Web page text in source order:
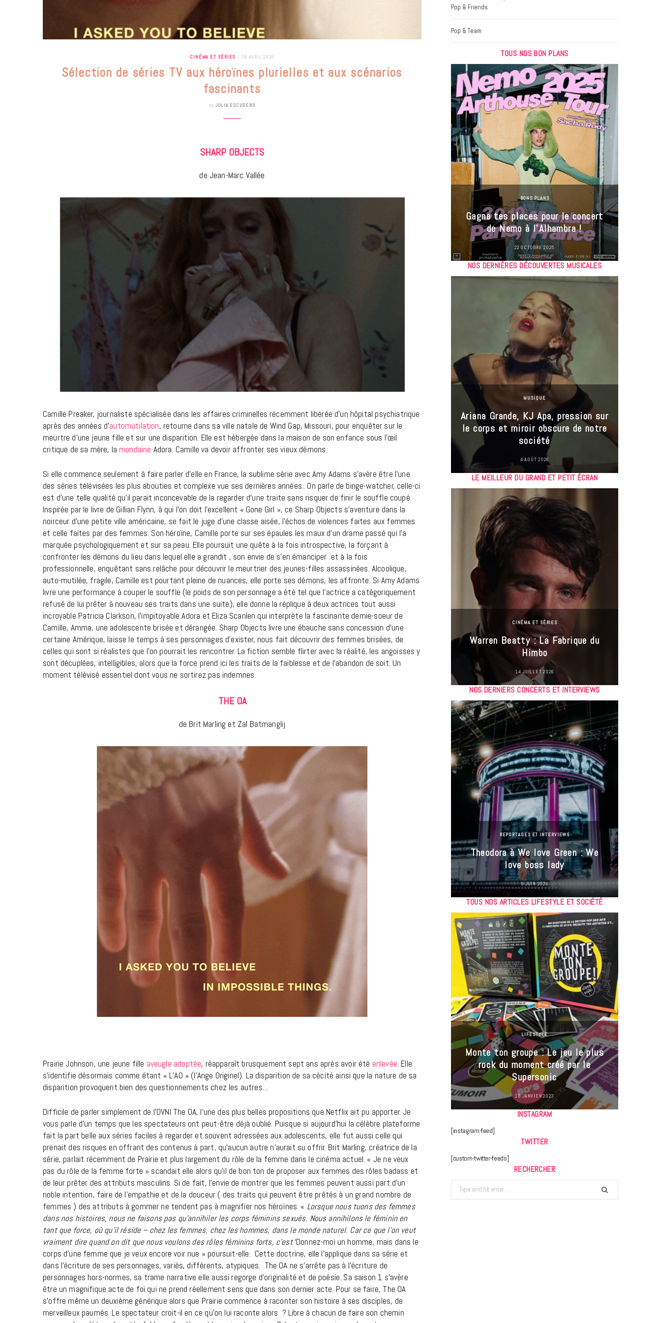
CINÉMA ET SÉRIES 28 AVRIL 2020
Sélection de séries TV aux héroïnes plurielles et aux scénarios
fascinants
by JULIA ESCUDERO
SHARP OBJECTS
de Jean-Marc Vallée
Camille Preaker, journaliste spécialisée dans les affaires criminelles récemment libérée d’un hôpital psychiatrique
après des années d’automutilation, retourne dans sa ville natale de Wind Gap, Missouri, pour enquêter sur le
meurtre d’une jeune fille et sur une disparition. Elle est hébergée dans la maison de son enfance sous l’œil
critique de sa mère, la mondaine Adora. Camille va devoir affronter ses vieux démons.
Si elle commence seulement à faire parler d’elle en France, la sublime série avec Amy Adams s’avère être l’une
des séries télévisées les plus abouties et complexe vue ses dernières années.. On parle de binge-watcher, celle-ci
est d’une telle qualité qu’il parait inconcevable de la regarder d’une traite sans risquer de finir le souffle coupé.
Inspirée par le livre de Gillian Flynn, à qui l’on doit l’excellent « Gone Girl », ce Sharp Objects s’aventure dans la
noirceur d’une petite ville américaine, se fait le juge d’une classe aisée, l’échos de violences faites aux femmes
et celle faites par des femmes. Son héroïne, Camille porte sur ses épaules les maux d’un drame passé qui l’a
marquée psychologiquement et sur sa peau. Elle poursuit une quête à la fois introspective, la forçant à
confronter les démons du lieu dans lequel elle a grandit , son envie de s’en émanciper et à la fois
professionnelle, enquêtant sans relâche pour découvrir le meurtrier des jeunes-filles assassinées. Alcoolique,
auto-mutilée, fragile, Camille est pourtant pleine de nuances, elle porte ses démons, les affronte. Si Amy Adams
livre une performance à couper le souffle (le poids de son personnage a été tel que l’actrice a catégoriquement
refusé de lui prêter à nouveau ses traits dans une suite), elle donne la réplique à deux actrices tout aussi
incroyable Patricia Clarkson, l’impitoyable Adora et Eliza Scanlen qui interprète la fascinante demie-soeur de
Camille, Amma, une adolescente brisée et dérangée. Sharp Objects livre une ébauche sans concession d’une
certaine Amérique, laisse le temps à ses personnages d’exister, nous fait découvrir des femmes brisées, de
celles qui sont si réalistes que l’on pourrait les rencontrer. La fiction semble flirter avec la réalité, les angoisses y
sont décuplées, intelligibles, alors que la force prend ici les traits de la faiblesse et de l’abandon de soit. Un
moment télévisé essentiel dont vous ne sortirez pas indemnes.
THE OA
de Brit Marling et Zal Batmanglij
Prairie Johnson, une jeune fille aveugle adoptée, réapparaît brusquement sept ans après avoir été enlevée. Elle
s’identifie désormais comme étant « L’AO » (l’Ange Originel). La disparition de sa cécité ainsi que la nature de sa
disparition provoquent bien des questionnements chez les autres…
Difficile de parler simplement de l’OVNI The OA, l’une des plus belles propositions que Netflix ait pu apporter. Je
vous parle d’un temps que les spectateurs ont peut-être déjà oublié. Puisque si aujourd’hui la célèbre plateforme
fait la part belle aux séries faciles à regarder et souvent adressées aux adolescents, elle fut aussi celle qui
prenait des risques en offrant des contenus à part, qu’aucun autre n’aurait su offrir. Brit Marling, créatrice de la
série, parlait récemment de Prairie et plus largement du rôle de la femme dans le cinéma actuel. « Je ne veux
pas du rôle de la femme forte » scandait elle alors qu’il de bon ton de proposer aux femmes des rôles badass et
de leur prêter des attributs masculins. Si de fait, l’envie de montrer que les femmes peuvent aussi part d’un
noble intention, faire de l’empathie et de la douceur ( des traits qui peuvent être prêtés à un grand nombre de
femmes ) des attributs à gommer ne tendent pas à magnifier nos héroïnes. « Lorsque nous tuons des femmes
dans nos histoires, nous ne faisons pas qu’annihiler les corps féminins sexués. Nous annihilons le féminin en
tant que force, où qu’il réside – chez les femmes, chez les hommes, dans le monde naturel. Car ce que l’on veut
vraiment dire quand on dit que nous voulons des rôles féminins forts, c’est‘Donnez-moi un homme, mais dans le
corps d’une femme que je veux encore voir nue » poursuit-elle. Cette doctrine, elle l’applique dans sa série et
dans l’écriture de ses personnages, variés, différents, atypiques. The OA ne s’arrête pas à l’écriture de
personnages hors-normes, sa trame narrative elle aussi regorge d’originalité et de poésie. Sa saison 1 s’avère
être un magnifique acte de foi qui ne prend réellement sens que dans son dernier acte. Pour se faire, The OA
s’offre même un deuxième générique alors que Prairie commence à raconter son histoire à ses disciples, de
merveilleux paumés. Le spectateur croit-il en ce qu’on lui raconte alors ? Libre à chacun de faire son chemin
Pop & Friends
Pop & Team
TOUS NOS BON PLANS
à la Cité des Sciences
14 DÉCEMBRE 2022
BONS PLANS
Gagne tes places pour le concert
de Nemo à l’Alhambra !
22 OCTOBRE 2025
NOS DERNIÈRES DÉCOUVERTES MUSICALES
MUSIQUE
Cage The Elephant, l’ivoire du rock
dévoile « Beaches In Tennessee »
MUSIQUE
Ariana Grande, KJ Apa, pression sur
le corps et miroir obscure de notre
société
4 AOÛT 2026
LE MEILLEUR DU GRAND ET PETIT ÉCRAN
Disclosure Day : le retour en grâce
de Steven Spielberg
CINÉMA ET SÉRIES
Warren Beatty : La Fabrique du
Himbo
14 JUILLET 2026
NOS DERNIERS CONCERTS ET INTERVIEWS
We Love Green se met au vert sur
la Montagne de Gorillaz
REPORTAGES ET INTERVIEWS
Theodora à We love Green : We
love boss lady
9 JUIN 2026
TOUS NOS ARTICLES LIFESTYLE ET SOCIÉTÉ
Gainsbarre à ne pas manquer sur
France 3
LIFESTYLE
Monte ton groupe : Le jeu le plus
rock du moment créé par le
Supersonic
18 JANVIER 2023
INSTAGRAM
[instagram-feed]
TWITTER
[custom-twitter-feeds]
RECHERCHER
Search
for: